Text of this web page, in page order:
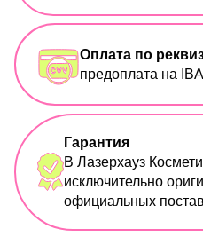
Оплата по
предоплата на
Гарантия
В Лазерхауз
исключительно
официальных